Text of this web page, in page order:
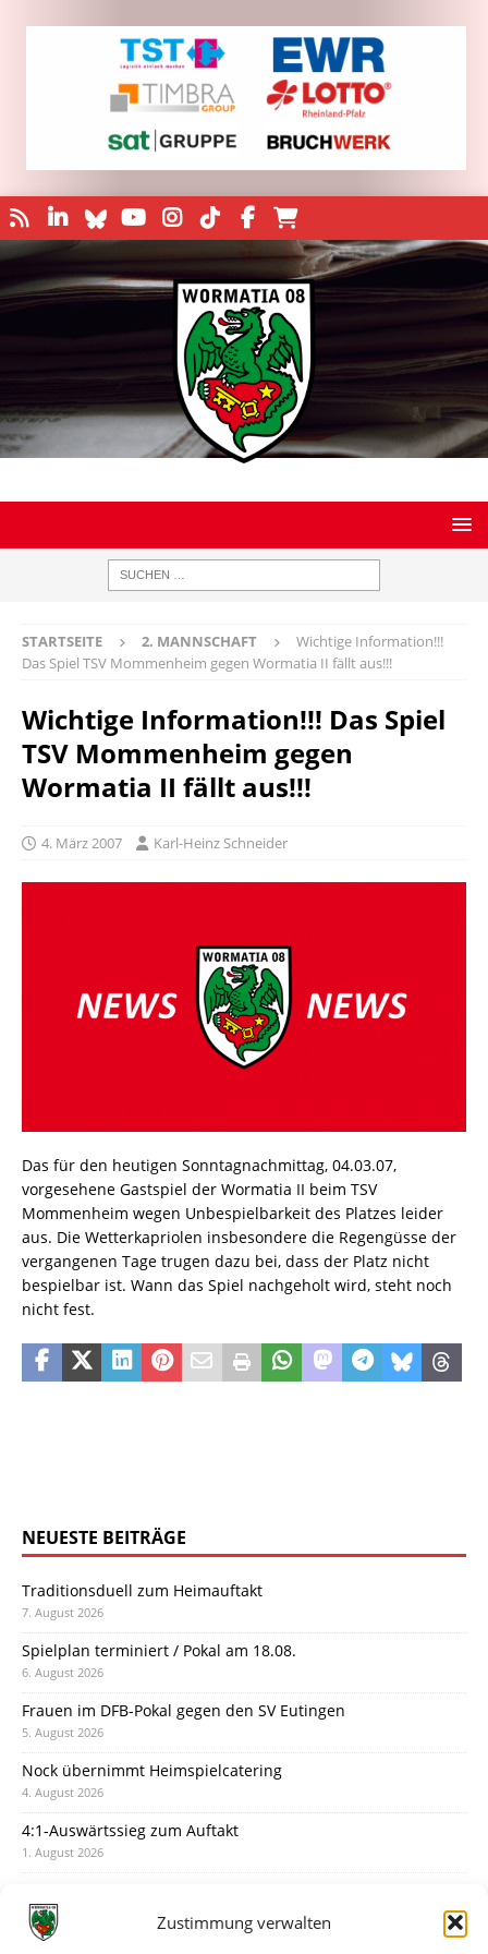
Zustimmung verwalten
STARTSEITE 2. MANNSCHAFT
Wichtige Information!!!
Das Spiel TSV Mommenheim gegen Wormatia II fällt aus!!!
Wichtige Information!!! Das Spiel
TSV Mommenheim gegen
Wormatia II fällt aus!!!
4. März 2007 Karl-Heinz Schneider
Das für den heutigen Sonntagnachmittag, 04.03.07,
vorgesehene Gastspiel der Wormatia II beim TSV
Mommenheim wegen Unbespielbarkeit des Platzes leider
aus. Die Wetterkapriolen insbesondere die Regengüsse der
vergangenen Tage trugen dazu bei, dass der Platz nicht
bespielbar ist. Wann das Spiel nachgeholt wird, steht noch
nicht fest.
NEUESTE BEITRÄGE
Traditionsduell zum Heimauftakt
7. August 2026
Spielplan terminiert / Pokal am 18.08.
6. August 2026
Frauen im DFB-Pokal gegen den SV Eutingen
5. August 2026
Nock übernimmt Heimspielcatering
4. August 2026
4:1-Auswärtssieg zum Auftakt
1. August 2026
31. Juli 2026